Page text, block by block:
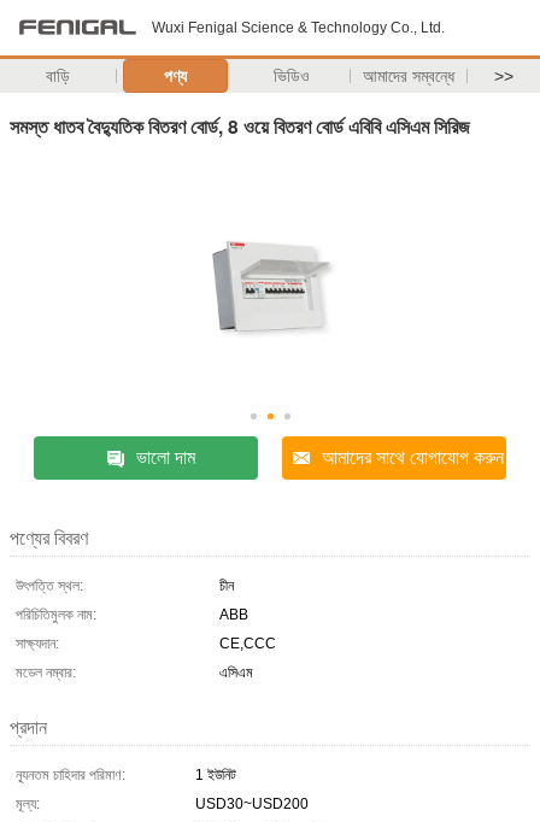
Wuxi Fenigal Science & Technology Co., Ltd.
বাড়ি পণ্য ভিডিও আমাদের সম্বন্ধে >>
সমস্ত ধাতব বৈদ্যুতিক বিতরণ বোর্ড, 8 ওয়ে বিতরণ বোর্ড এবিবি এসিএম সিরিজ
ভালো দাম আমাদের সাথে যোগাযোগ করুন
পণ্যের বিবরণ
উৎপত্তি স্থল:
চীন
পরিচিতিমুলক নাম:
ABB
সাক্ষ্যদান:
CE,CCC
মডেল নম্বার:
এসিএম
প্রদান
ন্যূনতম চাহিদার পরিমাণ:
1 ইউনিট
মূল্য:
USD30~USD200